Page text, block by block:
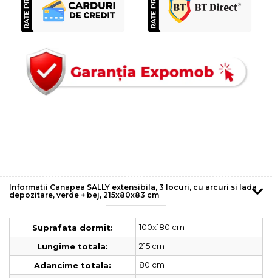
Informatii Canapea SALLY extensibila, 3 locuri, cu arcuri si lada
depozitare, verde + bej, 215x80x83 cm
Suprafata dormit:
100x180 cm
Lungime totala:
215 cm
Adancime totala:
80 cm